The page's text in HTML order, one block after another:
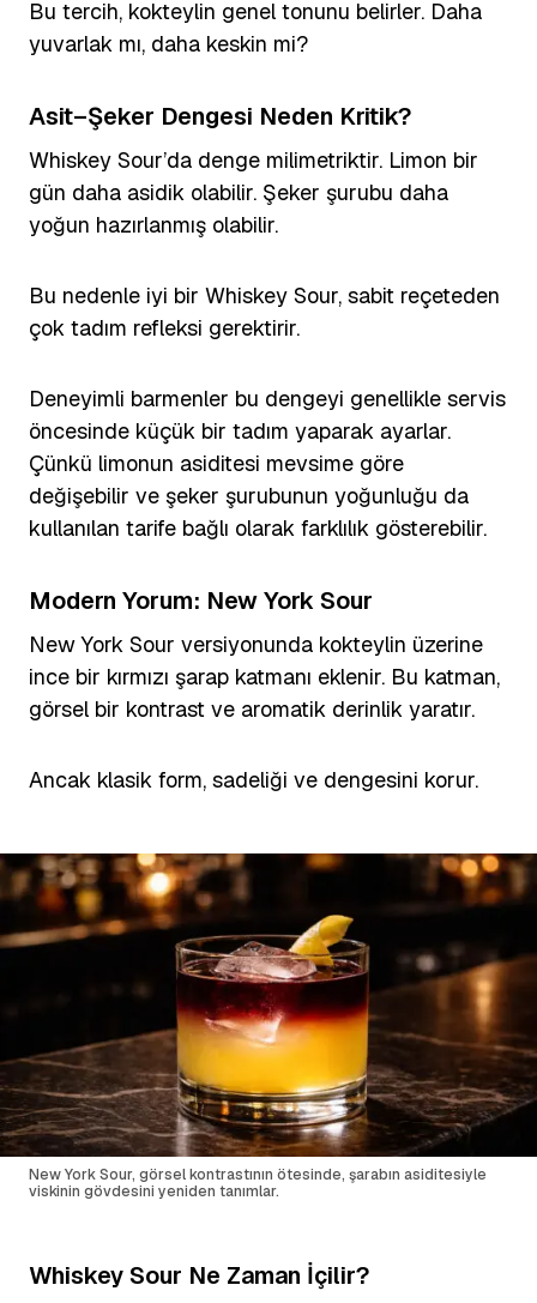
Bu tercih, kokteylin genel tonunu belirler. Daha
yuvarlak mı, daha keskin mi?
Asit–Şeker Dengesi Neden Kritik?
Whiskey Sour’da denge milimetriktir. Limon bir
gün daha asidik olabilir. Şeker şurubu daha
yoğun hazırlanmış olabilir.
Bu nedenle iyi bir Whiskey Sour, sabit reçeteden
çok tadım refleksi gerektirir.
Deneyimli barmenler bu dengeyi genellikle servis
öncesinde küçük bir tadım yaparak ayarlar.
Çünkü limonun asiditesi mevsime göre
değişebilir ve şeker şurubunun yoğunluğu da
kullanılan tarife bağlı olarak farklılık gösterebilir.
Modern Yorum: New York Sour
New York Sour versiyonunda kokteylin üzerine
ince bir kırmızı şarap katmanı eklenir. Bu katman,
görsel bir kontrast ve aromatik derinlik yaratır.
Ancak klasik form, sadeliği ve dengesini korur.
New York Sour, görsel kontrastının ötesinde, şarabın asiditesiyle
viskinin gövdesini yeniden tanımlar.
Whiskey Sour Ne Zaman İçilir?